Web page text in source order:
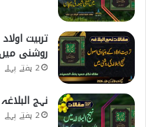
تربیت
روشنی
2 ہفتے پہلے
نہج
2 ہفتے پہلے